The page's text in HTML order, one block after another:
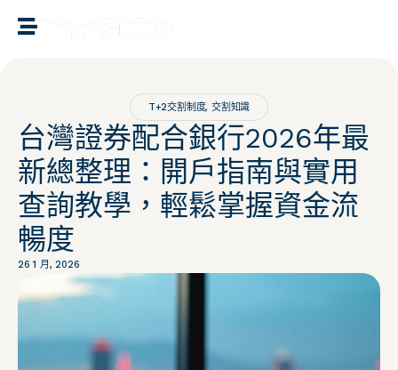
T+2交割制度, 交割知識
台灣證券配合銀行2026年最
新總整理：開戶指南與實用
查詢教學，輕鬆掌握資金流
暢度
26 1 月, 2026